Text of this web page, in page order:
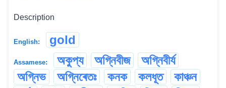
Description
English: gold
Assamese: অকুপ্য অগ্নিবীজ
অগ্নিবীৰ্য
অগ্নিভ
অগ্নিৰেতঃ কনক কলধূত
কাঞ্চন